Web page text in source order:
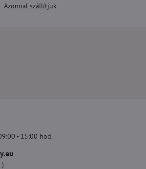
Azonnal szállítjuk
- 15:00 hod.